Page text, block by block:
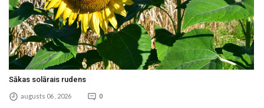
Sākas solārais rudens
augusts 06 , 2026 0